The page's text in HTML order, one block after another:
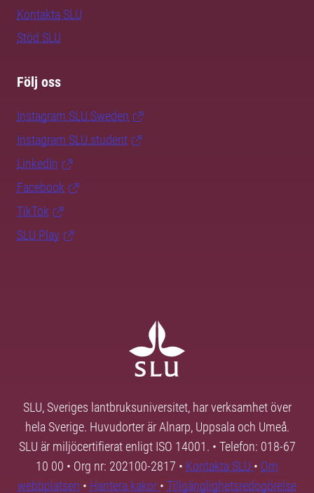
Kontakta SLU
Stöd SLU
Följ oss
Instagram SLU.Sweden
Instagram SLU.student
LinkedIn
Facebook
TikTok
SLU Play
SLU, Sveriges lantbruksuniversitet, har verksamhet över
hela Sverige. Huvudorter är Alnarp, Uppsala och Umeå.
SLU är miljöcertifierat enligt ISO 14001. • Telefon: 018-67
10 00 • Org nr: 202100-2817 • Kontakta SLU • Om
webbplatsen • Hantera kakor • Tillgänglighetsredogörelse